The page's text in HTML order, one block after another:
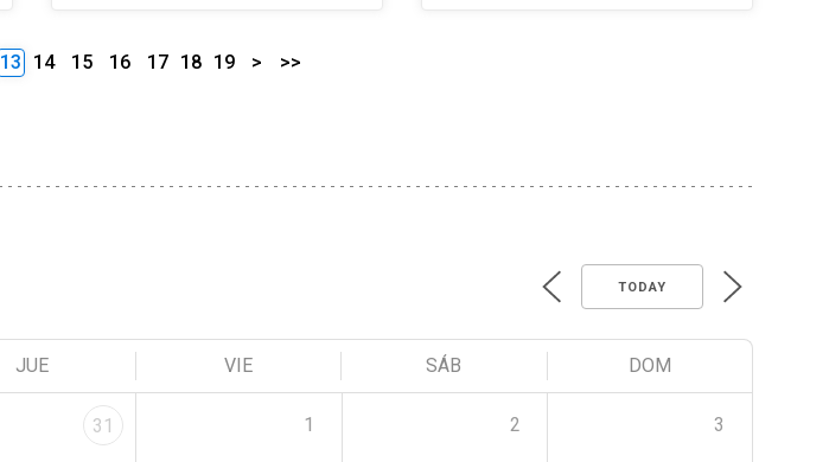
13 14 15 16 17 18 19 > >>
TODAY
JUE VIE SÁB DOM
31 1 2 3